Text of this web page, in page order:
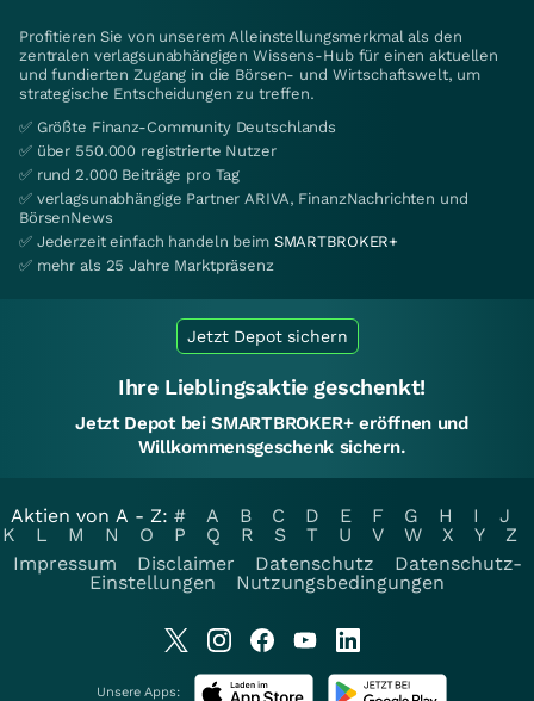
Profitieren Sie von unserem Alleinstellungsmerkmal als den
zentralen verlagsunabhängigen Wissens-Hub für einen aktuellen
und fundierten Zugang in die Börsen- und Wirtschaftswelt, um
strategische Entscheidungen zu treffen.
✅ Größte Finanz-Community Deutschlands
✅ über 550.000 registrierte Nutzer
✅ rund 2.000 Beiträge pro Tag
✅ verlagsunabhängige Partner ARIVA, FinanzNachrichten und
BörsenNews
✅ Jederzeit einfach handeln beim SMARTBROKER+
✅ mehr als 25 Jahre Marktpräsenz
Jetzt Depot sichern
Ihre Lieblingsaktie geschenkt!
Jetzt Depot bei SMARTBROKER+ eröffnen und
Willkommensgeschenk sichern.
Aktien von A - Z: # A B C D E F G H I
J
K
L M N O P Q R S T U V W X Y
Z
Impressum
Disclaimer Datenschutz
Datenschutz-
Einstellungen
Nutzungsbedingungen
Unsere Apps: